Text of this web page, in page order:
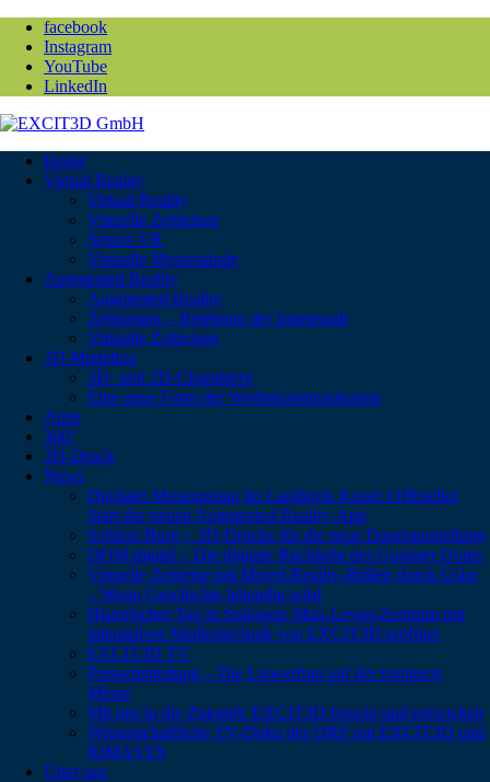
facebook
Instagram
YouTube
LinkedIn
Home
Virtual Reality
Virtual Reality
Virtuelle Zeitreisen
Senior-VR
Virtuelle Messestände
Augmented Reality
Augmented Reality
Zeitsprung – Belebung der Innenstadt
Virtuelle Zeitreisen
3D Modeling
3D- und 2D-Charaktere
Eine neue Form der Werbekommunikation
Apps
360°
3D-Druck
News
Digitaler Museumstag im Landkreis Kusel: Offizieller
Start der neuen Augmented-Reality-App
Schloss Burg – 3D-Drucke für die neue Dauerausstellung
DOM:digital – Die digitale Rückkehr des Goslarer Doms
Virtuelle Zeitreise mit Mixed-Reality-Brillen durch Uslar
– Wenn Geschichte lebendig wird
Historischer Tag in Solingen: Max-Leven-Zentrum mit
interaktiver Medientechnik von EXCIT3D eröffnet
EXCIT3D TV
Pressemitteilung – Die Liewerfrau auf der formnext
Messe
Mit uns in die Zukunft: EXCIT3D forscht und entwickelt
Wissenschaftliche TV-Doku des ORF mit EXCIT3D und
RIMASYS
Über uns